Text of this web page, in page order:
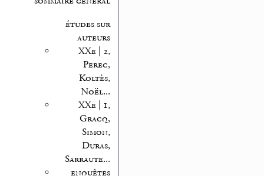
études sur
auteurs
XXe | 2,
Perec,
Koltès,
Noël...
XXe | 1,
Gracq,
Simon,
Duras,
Sarraute...
enquêtes